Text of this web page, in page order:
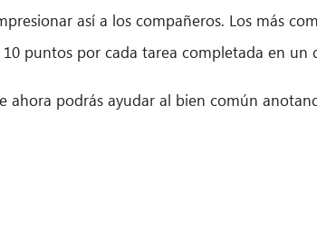
así a los compañeros. Los más
puntos por cada tarea completada en un
ahora podrás ayudar al bien común